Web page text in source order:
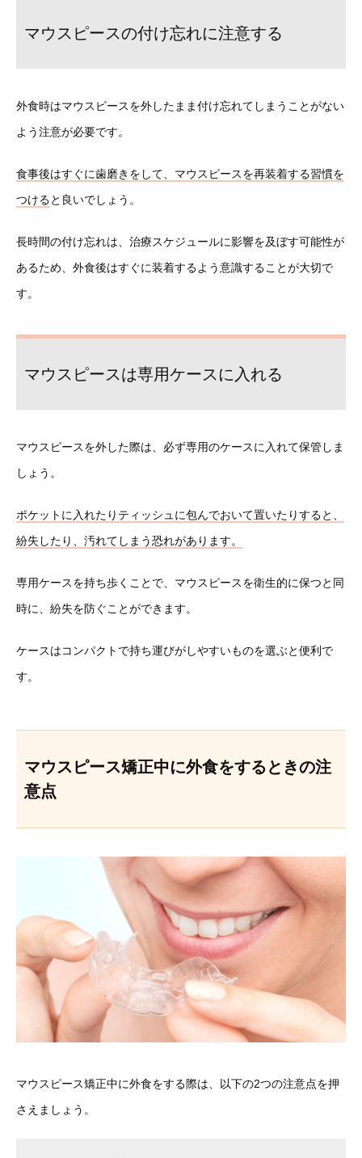
マウスピースの付け忘れに注意する
外食時はマウスピースを外したまま付け忘れてしまうことがない
よう注意が必要です。
食事後はすぐに歯磨きをして、マウスピースを再装着する習慣を
つけると良いでしょう。
長時間の付け忘れは、治療スケジュールに影響を及ぼす可能性が
あるため、外食後はすぐに装着するよう意識することが大切で
す。
マウスピースは専用ケースに入れる
マウスピースを外した際は、必ず専用のケースに入れて保管しま
しょう。
ポケットに入れたりティッシュに包んでおいて置いたりすると、
紛失したり、汚れてしまう恐れがあります。
専用ケースを持ち歩くことで、マウスピースを衛生的に保つと同
時に、紛失を防ぐことができます。
ケースはコンパクトで持ち運びがしやすいものを選ぶと便利で
す。
マウスピース矯正中に外食をするときの注
意点
マウスピース矯正中に外食をする際は、以下の2つの注意点を押
さえましょう。